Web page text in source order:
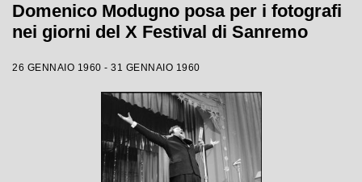
Domenico Modugno posa per i fotografi
nei giorni del X Festival di Sanremo
26 GENNAIO 1960 - 31 GENNAIO 1960